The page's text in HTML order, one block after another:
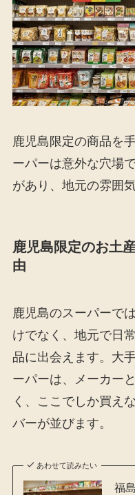
鹿児島限定の商品を
ーパーは意外な穴場
があり、地元の雰囲
鹿児島限定のお土
由
鹿児島のスーパーで
けでなく、地元で日
品に出会えます。大
ーパーは、メーカー
く、ここでしか買え
バーが並びます。
あわせて読みたい
福